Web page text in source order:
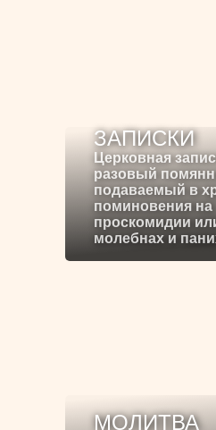
ЗАПИСКИ
Церковная
разовый
подаваемый в
поминовения на
проскомидии
молебнах и
МОЛИТВА